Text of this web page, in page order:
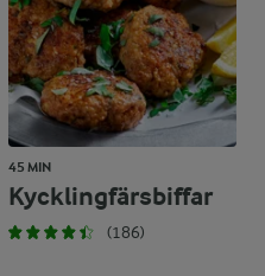
45 MIN
Kycklingfärsbiffar
(186)